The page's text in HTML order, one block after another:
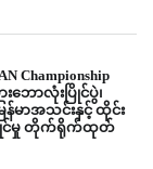
Championship
းဘောလုံးပြိုင်ပွဲ၊
မာအသင်းနှင့် ထိုင်း
င်မှု တိုက်ရိုက်ထုတ်